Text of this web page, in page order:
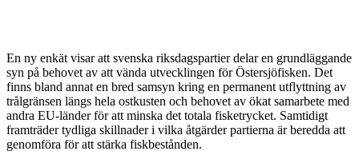
En ny enkät visar att svenska riksdagspartier delar en grundläggande
syn på behovet av att vända utvecklingen för Östersjöfisken. Det
finns bland annat en bred samsyn kring en permanent utflyttning av
trålgränsen längs hela ostkusten och behovet av ökat samarbete med
andra EU-länder för att minska det totala fisketrycket. Samtidigt
framträder tydliga skillnader i vilka åtgärder partierna är beredda att
genomföra för att stärka fiskbestånden.